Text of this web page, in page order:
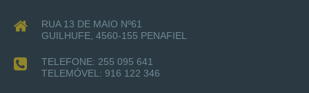
RUA 13 DE MAIO Nº61
GUILHUFE, 4560-155 PENAFIEL
TELEFONE: 255 095 641
TELEMÓVEL: 916 122 346